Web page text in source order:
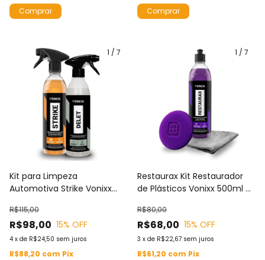
1 / 7
Kit para Limpeza
Automotiva Strike Vonixx
+ Delet Vonixx 500ml
Limpador de Pneus e
Borrachas
R$98,00
R$115,00
15% OFF
4 x de R$24,50 sem juros
R$88,20 com Pix
1 / 7
Restaurax Kit Restaurador
de Plásticos Vonixx 500ml +
R$68,00
R$80,00
15% OFF
3 x de R$22,67 sem juros
R$61,20 com Pix